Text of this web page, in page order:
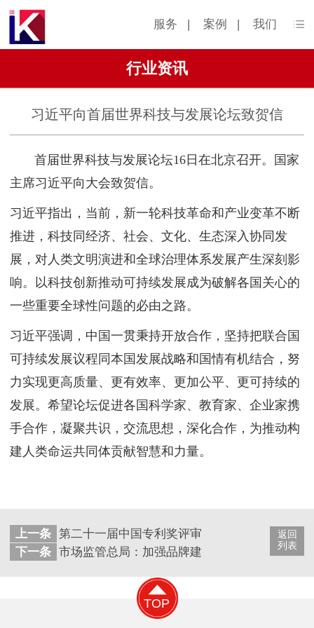
服务 | 案例 | 我们
行业资讯
习近平向首届世界科技与发展论坛致贺信
首届世界科技与发展论坛16日在北京召开。国家
主席习近平向大会致贺信。
习近平指出，当前，新一轮科技革命和产业变革不断
推进，科技同经济、社会、文化、生态深入协同发
展，对人类文明演进和全球治理体系发展产生深刻影
响。以科技创新推动可持续发展成为破解各国关心的
一些重要全球性问题的必由之路。
习近平强调，中国一贯秉持开放合作，坚持把联合国
可持续发展议程同本国发展战略和国情有机结合，努
力实现更高质量、更有效率、更加公平、更可持续的
发展。希望论坛促进各国科学家、教育家、企业家携
手合作，凝聚共识，交流思想，深化合作，为推动构
建人类命运共同体贡献智慧和力量。
返回
列表
上一条 第二十一届中国专利奖评审结果出炉 华特股份
下一条 市场监管总局：加强品牌建设和知识产权保护
TOP